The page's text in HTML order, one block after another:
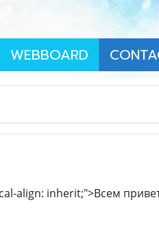
WEBBOARD
align: inherit;">Всем